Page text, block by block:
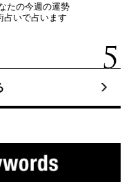
たの今週の運勢
占いで占います